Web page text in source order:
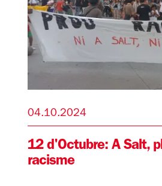
04.10.2024
12 d'Octubre: A Salt,
racisme